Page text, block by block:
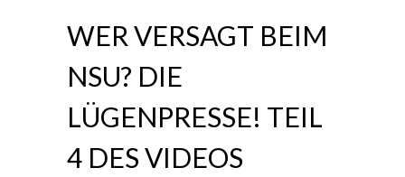
WER VERSAGT BEIM
NSU? DIE
LÜGENPRESSE! TEIL
4 DES VIDEOS